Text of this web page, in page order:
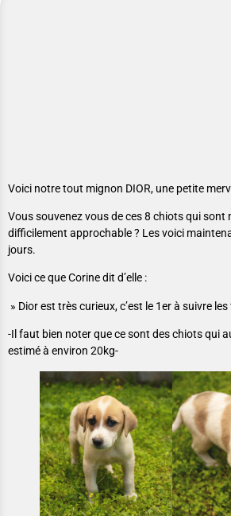
Voici notre tout mignon DIOR, une petite
Vous souvenez vous de ces 8 chiots qui sont
difficilement approchable ? Les voici
jours.
Voici ce que Corine dit d’elle :
» Dior est très curieux, c’est le 1er à suivre les
-Il faut bien noter que ce sont des chiots qui
estimé à environ 20kg-